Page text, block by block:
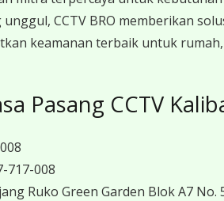
CCTV BRO memberikan
keamanan terbaik untuk
Pasang CCTV
717-008
Ruko Green Garden Blok A7